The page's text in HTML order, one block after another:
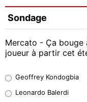
Sondage
Mercato - Ça bouge
joueur à partir cet
38%
Geoffrey Kondogbia
Leonardo Balerdi